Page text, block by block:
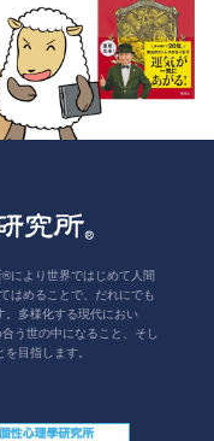
により世界ではじめて人間
はめることで、だれにでも
。多様化する現代におい
う世の中になること、そし
目指します。